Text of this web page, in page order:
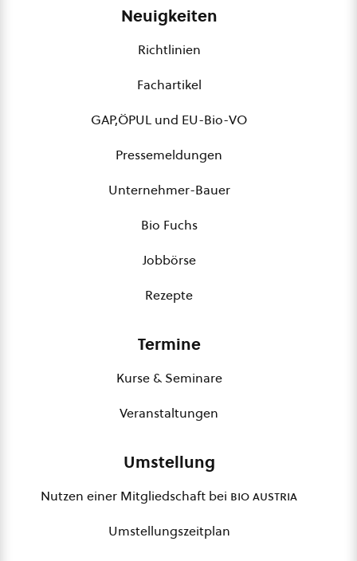
Neuigkeiten
Richtlinien
Fachartikel
GAP,ÖPUL und EU-Bio-VO
Pressemeldungen
Unternehmer-Bauer
Bio Fuchs
Jobbörse
Rezepte
Termine
Kurse & Seminare
Veranstaltungen
Umstellung
Nutzen einer Mitgliedschaft bei bio austria
Umstellungszeitplan